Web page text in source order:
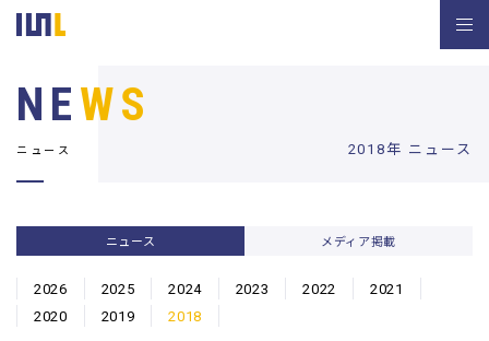
2018年 ニュース
NEWS
ニュース
ニュース メディア掲載
2026 2025 2024 2023 2022
2021
2020
2019 2018